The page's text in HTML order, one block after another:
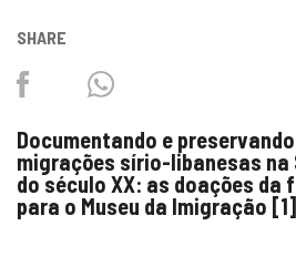
SHARE
FacebookTwitterWhatsapp
Documentando e
migrações sírio-libanesas na
do século XX: as doações
para o Museu da Imigração [1]